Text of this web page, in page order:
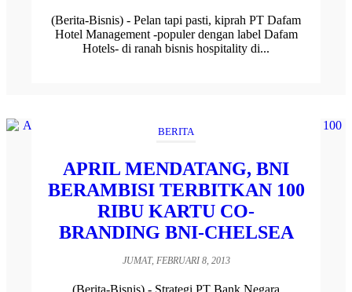
(Berita-Bisnis) - Pelan tapi pasti, kiprah PT Dafam
Hotel Management -populer dengan label Dafam
Hotels- di ranah bisnis hospitality di...
BERITA
APRIL MENDATANG, BNI
BERAMBISI TERBITKAN 100
RIBU KARTU CO-
BRANDING BNI-CHELSEA
JUMAT, FEBRUARI 8, 2013